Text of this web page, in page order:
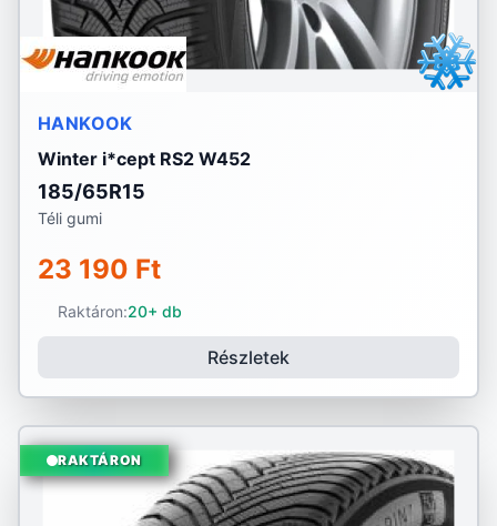
HANKOOK
Winter i*cept RS2 W452
185/65R15
Téli gumi
23 190 Ft
Raktáron:20+ db
Részletek
RAKTÁRON